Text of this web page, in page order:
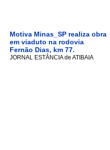
Motiva Minas_SP realiza obra
em viaduto na rodovia
Fernão Dias, km 77.
JORNAL ESTÂNCIA de ATIBAIA